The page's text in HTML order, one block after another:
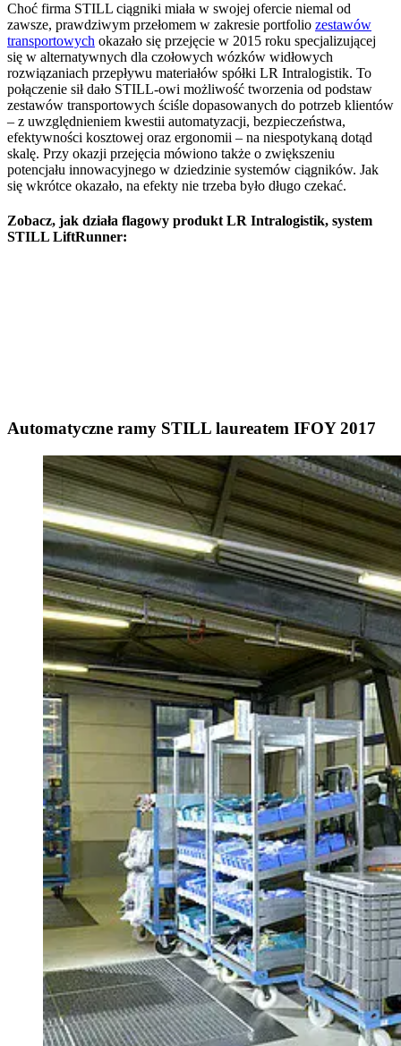
Choć firma STILL ciągniki miała w swojej ofercie niemal od
zawsze, prawdziwym przełomem w zakresie portfolio zestawów
transportowych okazało się przejęcie w 2015 roku specjalizującej
się w alternatywnych dla czołowych wózków widłowych
rozwiązaniach przepływu materiałów spółki LR Intralogistik. To
połączenie sił dało STILL-owi możliwość tworzenia od podstaw
zestawów transportowych ściśle dopasowanych do potrzeb klientów
– z uwzględnieniem kwestii automatyzacji, bezpieczeństwa,
efektywności kosztowej oraz ergonomii – na niespotykaną dotąd
skalę. Przy okazji przejęcia mówiono także o zwiększeniu
potencjału innowacyjnego w dziedzinie systemów ciągników. Jak
się wkrótce okazało, na efekty nie trzeba było długo czekać.
Zobacz, jak działa flagowy produkt LR Intralogistik, system
STILL LiftRunner:
Automatyczne ramy STILL laureatem IFOY 2017